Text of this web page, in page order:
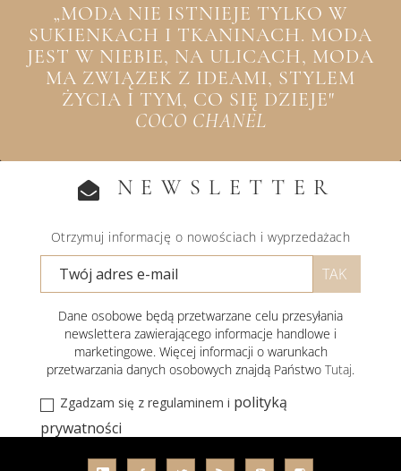
„MODA NIE ISTNIEJE TYLKO W
SUKIENKACH I TKANINACH. MODA
JEST W NIEBIE, NA ULICACH, MODA
MA ZWIĄZEK Z IDEAMI, STYLEM
ŻYCIA I TYM, CO SIĘ DZIEJE"
COCO CHANEL
NEWSLETTER
Otrzymuj informację o nowościach i wyprzedażach
Dane osobowe będą przetwarzane celu przesyłania
newslettera zawierającego informacje handlowe i
marketingowe. Więcej informacji o warunkach
przetwarzania danych osobowych znajdą Państwo Tutaj.
Zgadzam się z regulaminem i polityką
prywatności